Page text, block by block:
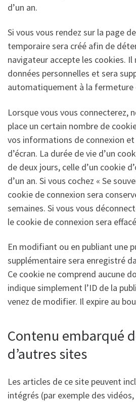
d’un an.
Si vous vous rendez sur la page
temporaire sera créé afin de
navigateur accepte les cookies.
données personnelles et sera
automatiquement à la fermeture
Lorsque vous vous connecterez,
place un certain nombre de
vos informations de connexion
d’écran. La durée de vie d’un
de deux jours, celle d’un cookie
d’un an. Si vous cochez « Se
cookie de connexion sera
semaines. Si vous vous
le cookie de connexion sera
En modifiant ou en publiant une
supplémentaire sera enregistré
Ce cookie ne comprend aucune
indique simplement l’ID de la
venez de modifier. Il expire au
Contenu embarqué
d’autres sites
Les articles de ce site peuvent
intégrés (par exemple des